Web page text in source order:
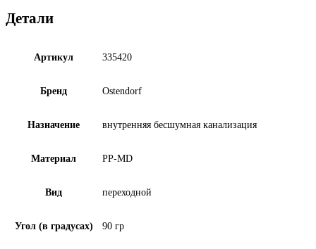
Детали
Артикул 335420
Бренд Ostendorf
Назначение внутренняя бесшумная канализация
Материал PP-MD
Вид переходной
Угол (в градусах) 90 гр